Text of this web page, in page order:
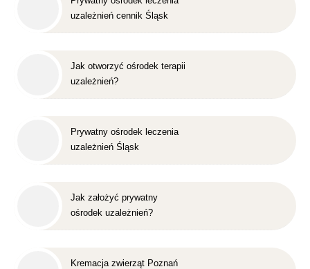
uzależnień cennik Śląsk
Jak otworzyć ośrodek terapii
uzależnień?
Prywatny ośrodek leczenia
uzależnień Śląsk
Jak założyć prywatny
ośrodek uzależnień?
Kremacja zwierząt Poznań